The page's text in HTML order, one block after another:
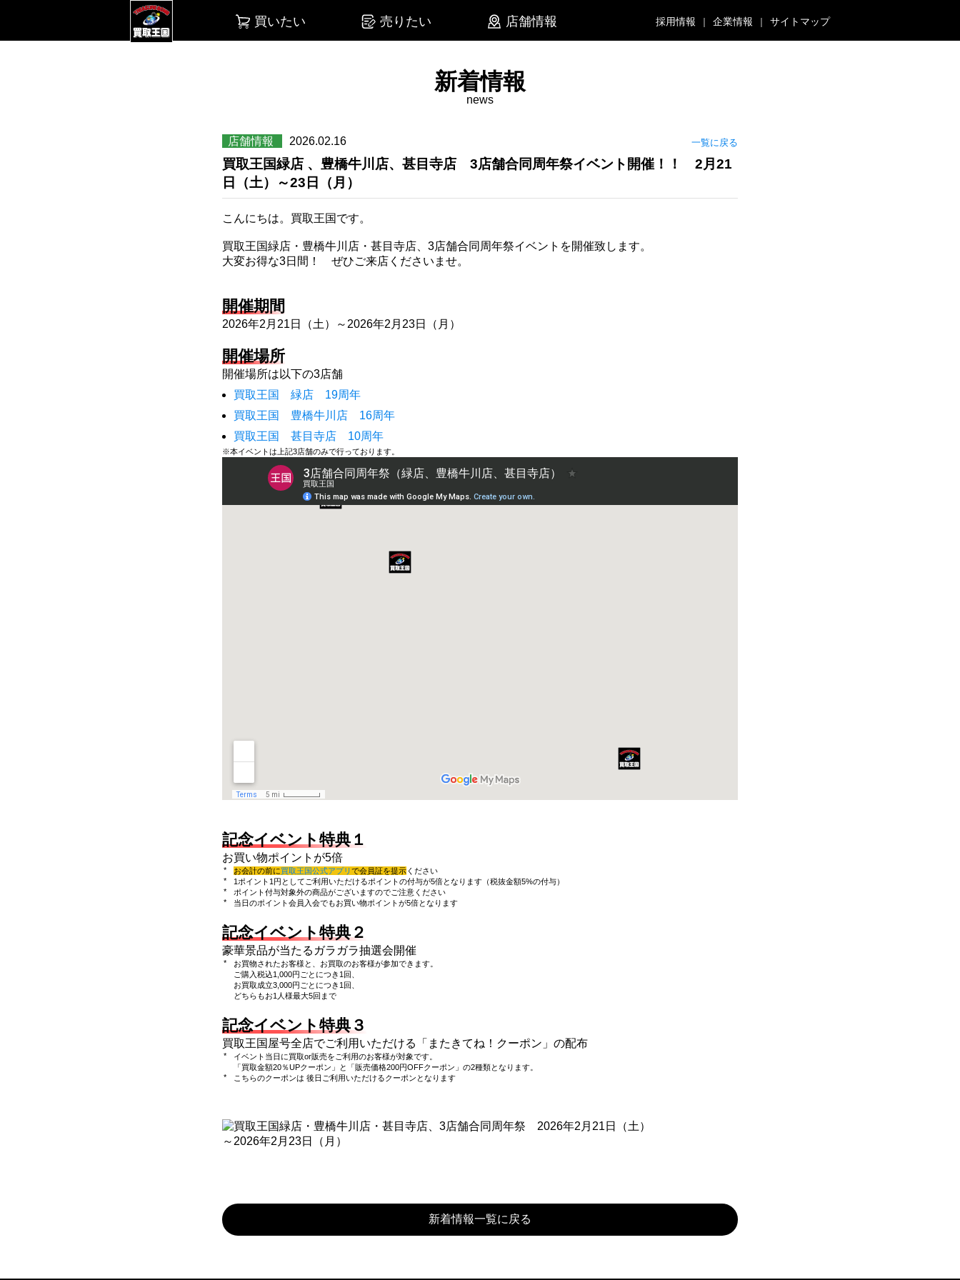
買いたい 売りたい 店舗情報 採用情報 企業情報 サイトマップ
新着情報
news
店舗情報 2026.02.16 一覧に戻る
買取王国緑店 、豊橋牛川店、甚目寺店 3店舗合同周年祭イベント開催！！ 2月21
日（土）～23日（月）
こんにちは。買取王国です。
買取王国緑店・豊橋牛川店・甚目寺店、3店舗合同周年祭イベントを開催致します。
大変お得な3日間！ ぜひご来店くださいませ。
開催期間
2026年2月21日（土）～2026年2月23日（月）
開催場所
開催場所は以下の3店舗
買取王国 緑店 19周年
買取王国 豊橋牛川店 16周年
買取王国 甚目寺店 10周年
※本イベントは上記3店舗のみで行っております。
記念イベント特典１
お買い物ポイントが5倍
お会計の前に買取王国公式アプリ で会員証を提示 ください
1ポイント1円としてご利用いただけるポイントの付与が5倍となります（税抜金額5%の付与）
ポイント付与対象外の商品がございますのでご注意ください
当日のポイント会員入会でもお買い物ポイントが5倍となります
記念イベント特典２
豪華景品が当たるガラガラ抽選会開催
お買物されたお客様と、お買取のお客様が参加できます。
ご購入税込1,000円ごとにつき1回、
お買取成立3,000円ごとにつき1回、
どちらもお1人様最大5回まで
記念イベント特典３
買取王国屋号全店でご利用いただける「またきてね！クーポン」の配布
イベント当日に買取or販売をご利用のお客様が対象です。
「買取金額20％UPクーポン」と「販売価格200円OFFクーポン」の2種類となります。
こちらのクーポンは 後日ご利用いただけるクーポンとなります
新着情報一覧に戻る